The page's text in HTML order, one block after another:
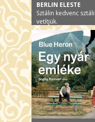
BERLIN ELESTE
Sztálin kedvenc
vetítjük.